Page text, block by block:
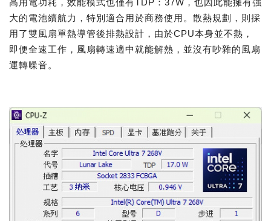
高用電功耗，效能模式也僅有TDP：37W，也因此能擁有強
大的電池續航力，特別適合用於商務使用。散熱規劃，則採
用了雙風扇單熱導管後排熱設計，由於CPU本身並不熱，
即便全速工作，風扇轉速適中就能解熱，並沒有吵雜的風扇
運轉噪音。